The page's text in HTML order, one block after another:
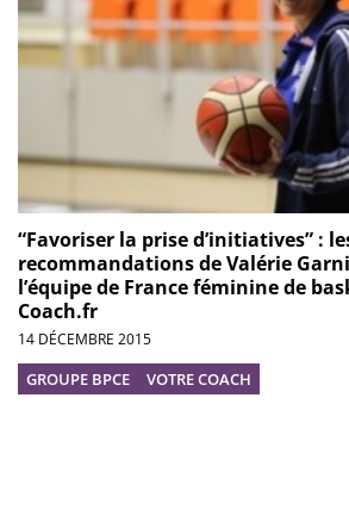
“Favoriser la prise d’initiatives” :
recommandations de Valérie
l’équipe de France féminine de
Coach.fr
14 DÉCEMBRE 2015
GROUPE BPCE VOTRE COACH